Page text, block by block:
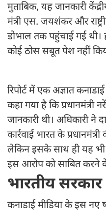
मुताबिक, यह जानकारी
मंत्री एस. जयशंकर और
डोभाल तक पहुंचाई गई थी।
कोई ठोस सबूत पेश नहीं
रिपोर्ट में एक अज्ञात
कहा गया है कि प्रधानमंत्री
जानकारी थी। अधिकारी ने
कार्रवाई भारत के
लेकिन इसके साथ ही यह भी
इस आरोप को साबित करने
भारतीय
कनाडाई मीडिया के इस नए